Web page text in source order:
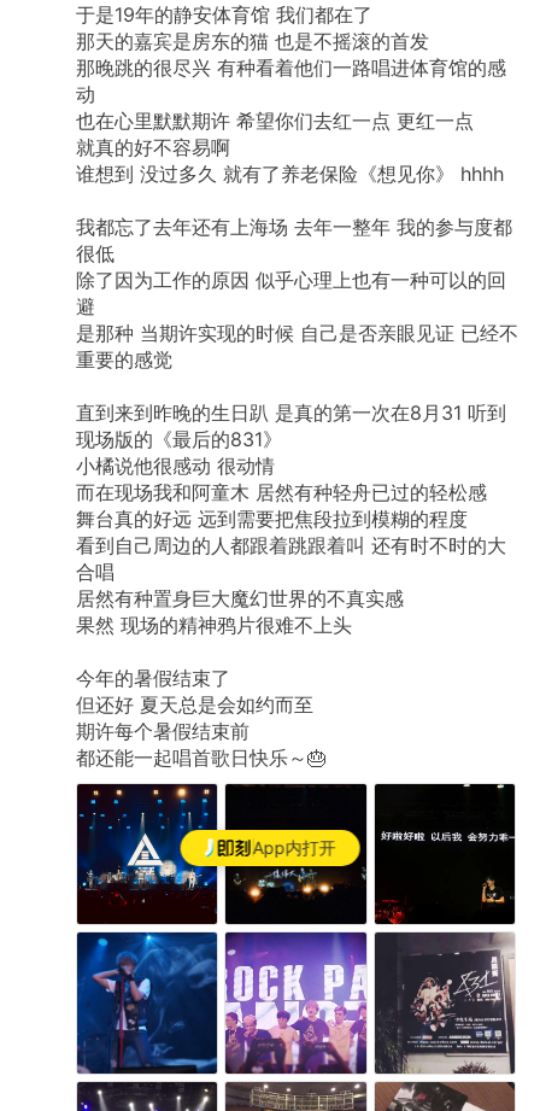
App内打开
于是19年的静安体育馆 我们都在了
那天的嘉宾是房东的猫 也是不摇滚的首发
那晚跳的很尽兴 有种看着他们一路唱进体育馆的感
动
也在心里默默期许 希望你们去红一点 更红一点
就真的好不容易啊
谁想到 没过多久 就有了养老保险《想见你》 hhhh
我都忘了去年还有上海场 去年一整年 我的参与度都
很低
除了因为工作的原因 似乎心理上也有一种可以的回
避
是那种 当期许实现的时候 自己是否亲眼见证 已经不
重要的感觉
直到来到昨晚的生日趴 是真的第一次在8月31 听到
现场版的《最后的831》
小橘说他很感动 很动情
而在现场我和阿童木 居然有种轻舟已过的轻松感
舞台真的好远 远到需要把焦段拉到模糊的程度
看到自己周边的人都跟着跳跟着叫 还有时不时的大
合唱
居然有种置身巨大魔幻世界的不真实感
果然 现场的精神鸦片很难不上头
今年的暑假结束了
但还好 夏天总是会如约而至
期许每个暑假结束前
都还能一起唱首歌日快乐～🎂